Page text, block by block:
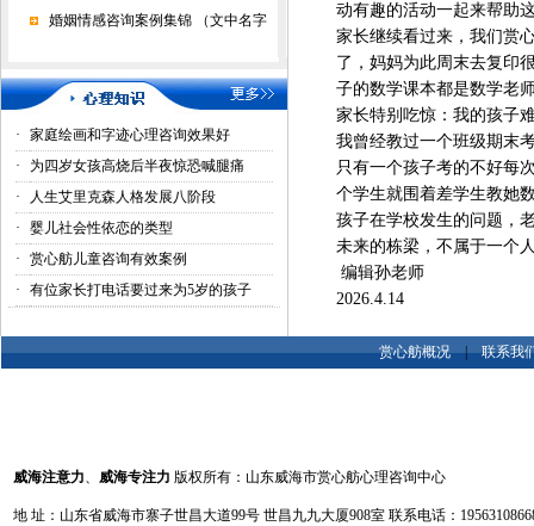
婚姻情感咨询案例集锦 （文中名字
·
家庭绘画和字迹心理咨询效果好
·
为四岁女孩高烧后半夜惊恐喊腿痛
·
人生艾里克森人格发展八阶段
·
婴儿社会性依恋的类型
·
赏心舫儿童咨询有效案例
·
有位家长打电话要过来为5岁的孩子
动有趣的活动一起来帮助
家长继续看过来，我们赏
了，妈妈为此周末去复印
子的数学课本都是数学老
家长特别吃惊：我的孩子
我曾经教过一个班级期末
只有一个孩子考的不好每
个学生就围着差学生教她
孩子在学校发生的问题，
未来的栋梁，不属于一个
编辑孙老师
2026.4.14
赏心舫概况|联系我
威海注意力、 威海专注力 版权所有：山东威海市赏心舫心理咨询中心
地 址：山东省威海市寨子世昌大道99号 世昌九九大厦908室 联系电话：